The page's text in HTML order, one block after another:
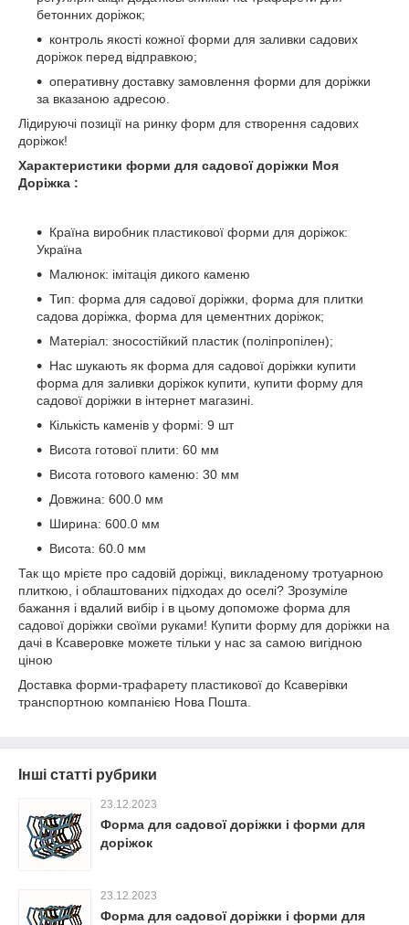
бетонних доріжок;
контроль якості кожної форми для заливки садових
доріжок перед відправкою;
оперативну доставку замовлення форми для доріжки
за вказаною адресою.
Лідируючі позиції на ринку форм для створення садових
доріжок!
Характеристики форми для садової доріжки Моя
Доріжка :
Країна виробник пластикової форми для доріжок:
Україна
Малюнок: імітація дикого каменю
Тип: форма для садової доріжки, форма для плитки
садова доріжка, форма для цементних доріжок;
Матеріал: зносостійкий пластик (поліпропілен);
Нас шукають як форма для садової доріжки купити
форма для заливки доріжок купити, купити форму для
садової доріжки в інтернет магазині.
Кількість каменів у формі: 9 шт
Висота готової плити: 60 мм
Висота готового каменю: 30 мм
Довжина: 600.0 мм
Ширина: 600.0 мм
Висота: 60.0 мм
Так що мрієте про садовій доріжці, викладеному тротуарною
плиткою, і облаштованих підходах до оселі? Зрозуміле
бажання і вдалий вибір і в цьому допоможе форма для
садової доріжки своїми руками! Купити форму для доріжки на
дачі в Ксаверовке можете тільки у нас за самою вигідною
ціною
Доставка форми-трафарету пластикової до Ксаверівки
транспортною компанією Нова Пошта.
Інші статті рубрики
23.12.2023
Форма для садової доріжки і форми для
доріжок
23.12.2023
Форма для садової доріжки і форми для